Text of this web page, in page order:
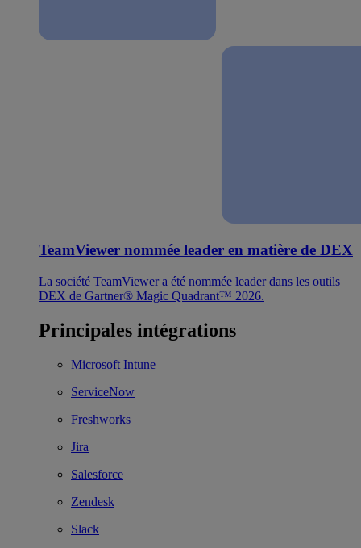
TeamViewer nommée leader en matière de DEX
La société TeamViewer a été nommée leader dans les outils
DEX de Gartner® Magic Quadrant™ 2026.
Principales intégrations
Microsoft Intune
ServiceNow
Freshworks
Jira
Salesforce
Zendesk
Slack